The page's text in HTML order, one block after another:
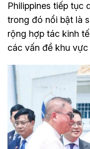
Philippines tiếp tục
trong đó nổi bật là
rộng hợp tác kinh
các vấn đề khu